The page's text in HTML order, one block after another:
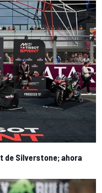
de Silverstone; ahora